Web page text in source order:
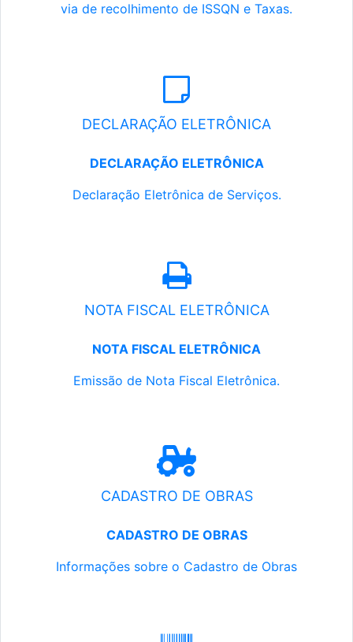
via de recolhimento de ISSQN e Taxas.
DECLARAÇÃO ELETRÔNICA
DECLARAÇÃO ELETRÔNICA
Declaração Eletrônica de Serviços.
NOTA FISCAL ELETRÔNICA
NOTA FISCAL ELETRÔNICA
Emissão de Nota Fiscal Eletrônica.
CADASTRO DE OBRAS
CADASTRO DE OBRAS
Informações sobre o Cadastro de Obras